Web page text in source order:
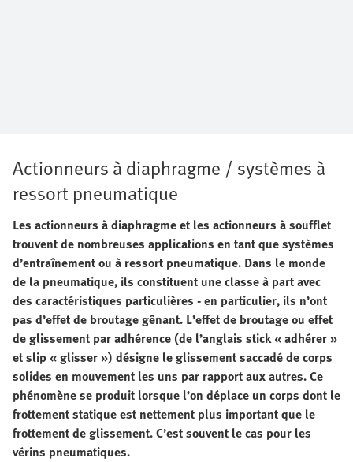
Actionneurs à diaphragme / systèmes à
ressort pneumatique
Les actionneurs à diaphragme et les actionneurs à soufflet
trouvent de nombreuses applications en tant que systèmes
d’entraînement ou à ressort pneumatique. Dans le monde
de la pneumatique, ils constituent une classe à part avec
des caractéristiques particulières - en particulier, ils n’ont
pas d’effet de broutage gênant. L’effet de broutage ou effet
de glissement par adhérence (de l’anglais stick « adhérer »
et slip « glisser ») désigne le glissement saccadé de corps
solides en mouvement les uns par rapport aux autres. Ce
phénomène se produit lorsque l’on déplace un corps dont le
frottement statique est nettement plus important que le
frottement de glissement. C’est souvent le cas pour les
vérins pneumatiques.